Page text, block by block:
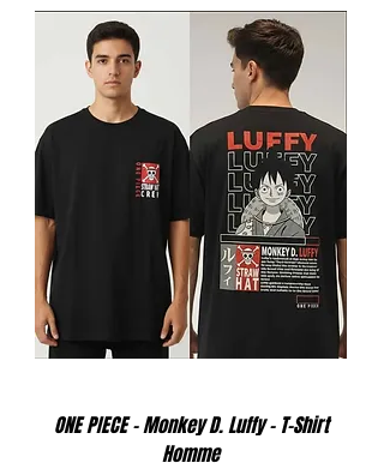
ONE PIECE - Monkey D. Luffy - T-Shirt
Homme